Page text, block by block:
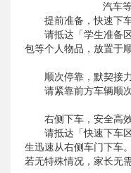
汽车
提前准备，快速下
请抵达「学生准备
包等个人物品，放置于
顺次停靠，默契接力
请紧靠前方车辆顺
右侧下车，安全高
请抵达「快速下车
生迅速从右侧车门下车
若无特殊情况，家长无